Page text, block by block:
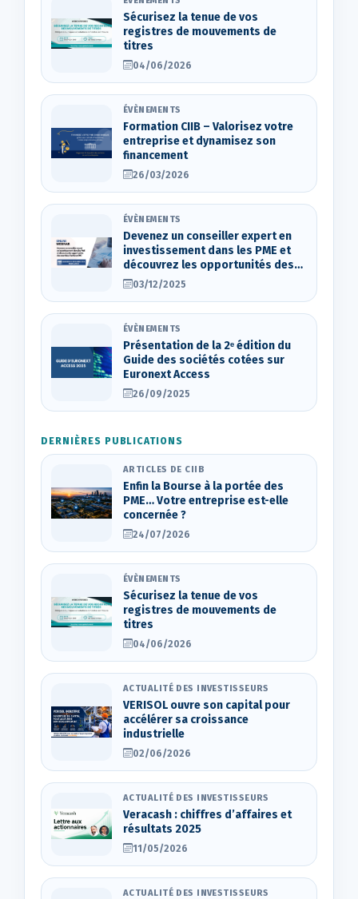
Sécurisez la tenue de vos
registres de mouvements de
titres
04/06/2026
ÉVÈNEMENTS
Formation CIIB – Valorisez votre
entreprise et dynamisez son
financement
26/03/2026
ÉVÈNEMENTS
Devenez un conseiller expert en
investissement dans les PME et
découvrez les opportunités des
marchés d’actions OTC
03/12/2025
ÉVÈNEMENTS
Présentation de la 2ᵉ édition du
Guide des sociétés cotées sur
Euronext Access
26/09/2025
DERNIÈRES PUBLICATIONS
ARTICLES DE CIIB
Enfin la Bourse à la portée des
PME… Votre entreprise est-elle
concernée ?
24/07/2026
ÉVÈNEMENTS
Sécurisez la tenue de vos
registres de mouvements de
titres
04/06/2026
ACTUALITÉ DES INVESTISSEURS
VERISOL ouvre son capital pour
accélérer sa croissance
industrielle
02/06/2026
ACTUALITÉ DES INVESTISSEURS
Veracash : chiffres d’affaires et
résultats 2025
11/05/2026
ACTUALITÉ DES INVESTISSEURS